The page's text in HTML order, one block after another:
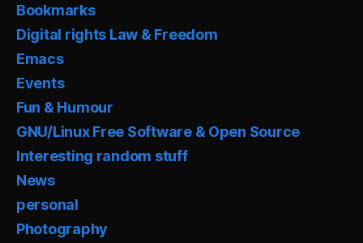
Bookmarks
Digital rights Law & Freedom
Emacs
Events
Fun & Humour
GNU/Linux Free Software & Open Source
Interesting random stuff
News
personal
Photography